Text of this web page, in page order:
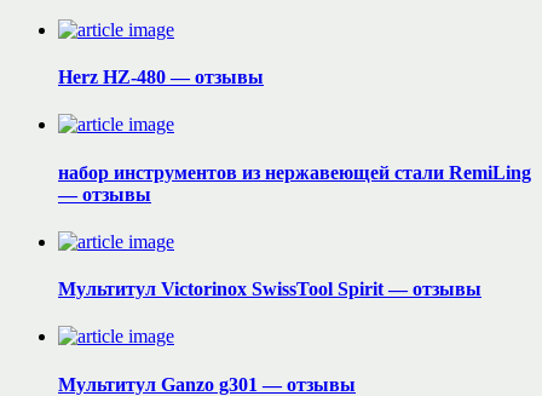
Herz HZ-480 — отзывы
набор инструментов из нержавеющей стали RemiLing
— отзывы
Мультитул Victorinox SwissTool Spirit — отзывы
Мультитул Ganzo g301 — отзывы